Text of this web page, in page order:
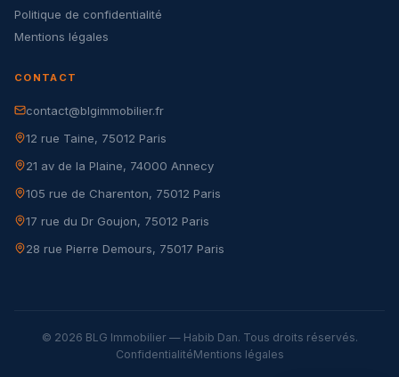
Politique de confidentialité
Mentions légales
CONTACT
contact@blgimmobilier.fr
12 rue Taine, 75012 Paris
21 av de la Plaine, 74000 Annecy
105 rue de Charenton, 75012 Paris
17 rue du Dr Goujon, 75012 Paris
28 rue Pierre Demours, 75017 Paris
© 2026 BLG Immobilier — Habib Dan. Tous droits réservés.
ConfidentialitéMentions légales